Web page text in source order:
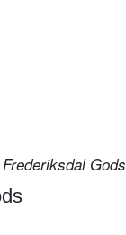
Frederiksdal Gods